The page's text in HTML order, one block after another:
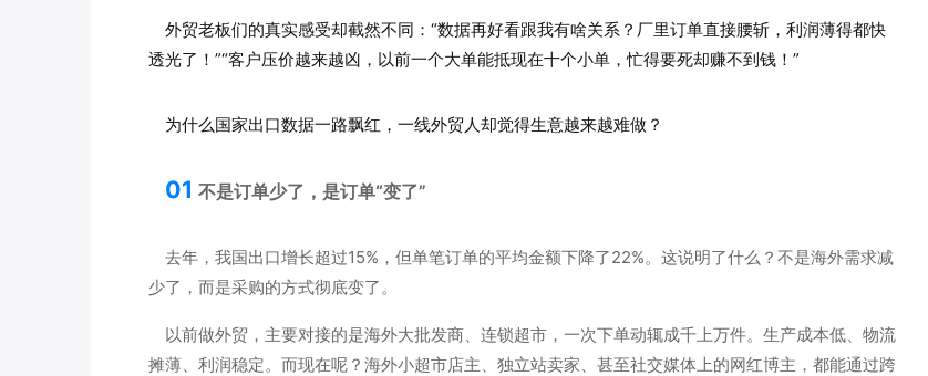
外贸老板们的真实感受却截然不同：“数据再好看跟我有啥关系？厂里订单直接腰斩，利润薄得都快
透光了！”“客户压价越来越凶，以前一个大单能抵现在十个小单，忙得要死却赚不到钱！”
为什么国家出口数据一路飘红，一线外贸人却觉得生意越来越难做？
01 不是订单少了，是订单“变了”
去年，我国出口增长超过15%，但单笔订单的平均金额下降了22%。这说明了什么？不是海外需求减
少了，而是采购的方式彻底变了。
以前做外贸，主要对接的是海外大批发商、连锁超市，一次下单动辄成千上万件。生产成本低、物流
摊薄、利润稳定。而现在呢？海外小超市店主、独立站卖家、甚至社交媒体上的网红博主，都能通过跨